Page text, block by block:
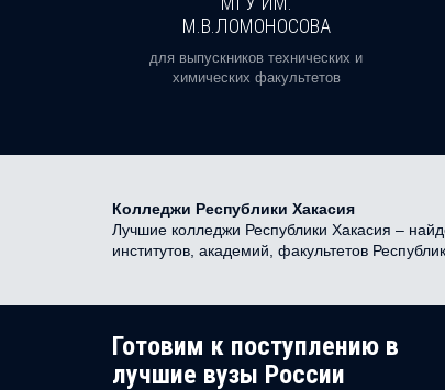
М.В.ЛОМОНОСОВА
для выпускников технических и
химических факультетов
Колледжи Республики Хакасия
Лучшие колледжи Республики Хакасия –
институтов, академий, факультетов
Готовим к поступлению в
лучшие вузы России